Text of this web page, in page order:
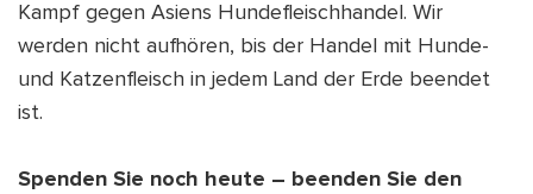
Kampf gegen Asiens Hundefleischhandel. Wir
werden nicht aufhören, bis der Handel mit Hunde-
und Katzenfleisch in jedem Land der Erde beendet
ist.
Spenden Sie noch heute – beenden Sie den